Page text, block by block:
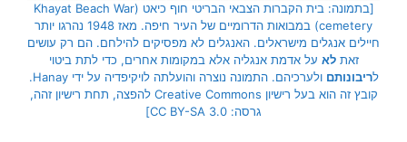
[בתמונה: בית הקברות הצבאי הבריטי חוף כיאט (Khayat Beach War
cemetery) במבואות הדרומיים של העיר חיפה. מאז 1948 נהרגו יותר
חיילים אנגלים מישראלים. האנגלים לא מפסיקים להילחם. הם רק עושים
זאתלא על אדמת אנגליה אלא במקומות אחרים, כדי לתת ביטוי
לריבונותם
ולערכיהם. התמונה נוצרה והועלתה לויקיפדיה על ידי Hanay.
קובץ זה הוא בעל רישיון Creative Commons להפצה, תחת רישיון זהה,
גרסה: CC BY-SA 3.0]